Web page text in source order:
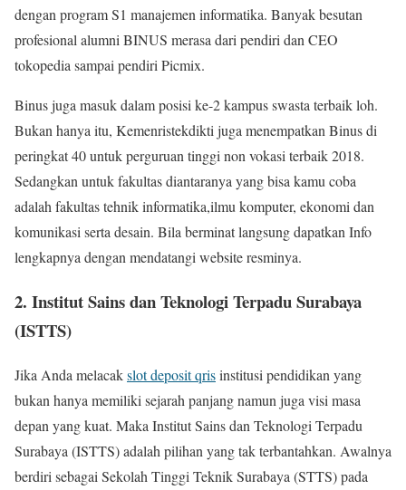
dengan program S1 manajemen informatika. Banyak besutan
profesional alumni BINUS merasa dari pendiri dan CEO
tokopedia sampai pendiri Picmix.
Binus juga masuk dalam posisi ke-2 kampus swasta terbaik loh.
Bukan hanya itu, Kemenristekdikti juga menempatkan Binus di
peringkat 40 untuk perguruan tinggi non vokasi terbaik 2018.
Sedangkan untuk fakultas diantaranya yang bisa kamu coba
adalah fakultas tehnik informatika,ilmu komputer, ekonomi dan
komunikasi serta desain. Bila berminat langsung dapatkan Info
lengkapnya dengan mendatangi website resminya.
2. Institut Sains dan Teknologi Terpadu Surabaya
(ISTTS)
Jika Anda melacakslot deposit qrisinstitusi pendidikan yang
bukan hanya memiliki sejarah panjang namun juga visi masa
depan yang kuat. Maka Institut Sains dan Teknologi Terpadu
Surabaya (ISTTS) adalah pilihan yang tak terbantahkan. Awalnya
berdiri sebagai Sekolah Tinggi Teknik Surabaya (STTS) pada